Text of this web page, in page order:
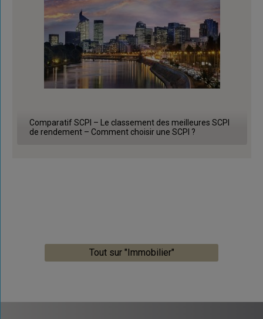
Comparatif SCPI – Le classement des meilleures SCPI
de rendement – Comment choisir une SCPI ?
Tout sur "Immobilier"